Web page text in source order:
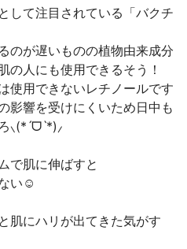
して注目されている「バクチ
のが遅いものの植物由来成分
の人にも使用できるそう！
使用できないレチノールです
影響を受けにくいため日中も
⸜(*ˊᗜˋ*)⸝
で肌に伸ばすと
い☺️
肌にハリが出てきた気がす